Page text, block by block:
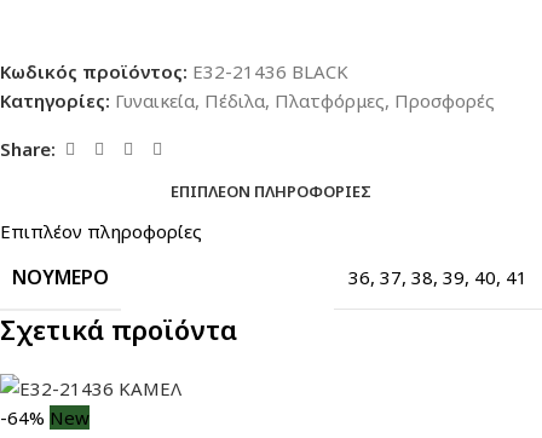
Κωδικός προϊόντος: E32-21436 BLACK
Κατηγορίες: Γυναικεία, Πέδιλα, Πλατφόρμες, Προσφορές
Share:
ΕΠΙΠΛΈΟΝ ΠΛΗΡΟΦΟΡΊΕΣ
Επιπλέον πληροφορίες
ΝΟΎΜΕΡΟ 36, 37, 38, 39, 40, 41
Σχετικά προϊόντα
-64% New